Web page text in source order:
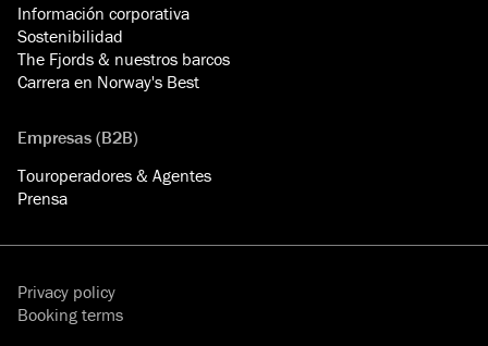
Información corporativa
Sostenibilidad
The Fjords & nuestros barcos
Carrera en Norway's Best
Empresas (B2B)
Touroperadores & Agentes
Prensa
Privacy policy
Booking terms